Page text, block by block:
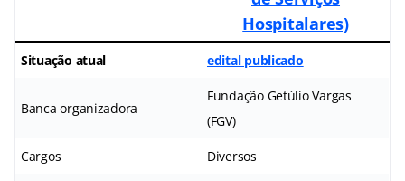
Hospitalares)
Situação atual edital publicado
Banca organizadora
Fundação Getúlio Vargas
(FGV)
Cargos Diversos